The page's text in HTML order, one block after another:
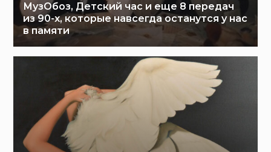
МузОбоз, Детский час и еще 8 передач
из 90-х, которые навсегда останутся у нас
в памяти